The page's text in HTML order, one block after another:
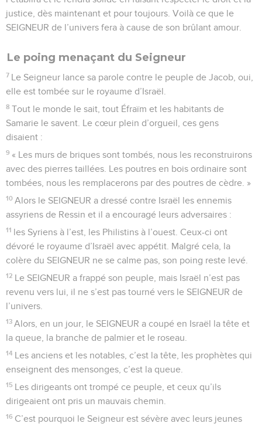
justice, dès maintenant et pour toujours. Voilà ce que le
SEIGNEUR de l’univers fera à cause de son brûlant amour.
Le poing menaçant du Seigneur
7 Le Seigneur lance sa parole contre le peuple de Jacob, oui,
elle est tombée sur le royaume d’Israël.
8 Tout le monde le sait, tout Éfraïm et les habitants de
Samarie le savent. Le cœur plein d’orgueil, ces gens
disaient :
9 « Les murs de briques sont tombés, nous les reconstruirons
avec des pierres taillées. Les poutres en bois ordinaire sont
tombées, nous les remplacerons par des poutres de cèdre. »
10 Alors le SEIGNEUR a dressé contre Israël les ennemis
assyriens de Ressin et il a encouragé leurs adversaires :
11 les Syriens à l’est, les Philistins à l’ouest. Ceux-ci ont
dévoré le royaume d’Israël avec appétit. Malgré cela, la
colère du SEIGNEUR ne se calme pas, son poing reste levé.
12 Le SEIGNEUR a frappé son peuple, mais Israël n’est pas
revenu vers lui, il ne s’est pas tourné vers le SEIGNEUR de
l’univers.
13 Alors, en un jour, le SEIGNEUR a coupé en Israël la tête et
la queue, la branche de palmier et le roseau.
14 Les anciens et les notables, c’est la tête, les prophètes qui
enseignent des mensonges, c’est la queue.
15 Les dirigeants ont trompé ce peuple, et ceux qu’ils
dirigeaient ont pris un mauvais chemin.
16 C’est pourquoi le Seigneur est sévère avec leurs jeunes